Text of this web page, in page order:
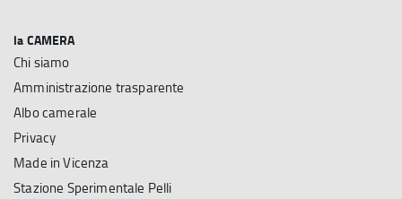
la CAMERA
Chi siamo
Amministrazione trasparente
Albo camerale
Privacy
Made in Vicenza
Stazione Sperimentale Pelli